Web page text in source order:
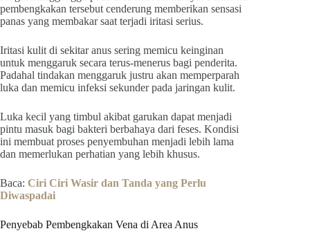
pembengkakan tersebut cenderung memberikan sensasi
panas yang membakar saat terjadi iritasi serius.
Iritasi kulit di sekitar anus sering memicu keinginan
untuk menggaruk secara terus-menerus bagi penderita.
Padahal tindakan menggaruk justru akan memperparah
luka dan memicu infeksi sekunder pada jaringan kulit.
Luka kecil yang timbul akibat garukan dapat menjadi
pintu masuk bagi bakteri berbahaya dari feses. Kondisi
ini membuat proses penyembuhan menjadi lebih lama
dan memerlukan perhatian yang lebih khusus.
Baca: Ciri Ciri Wasir dan Tanda yang Perlu
Diwaspadai
Penyebab Pembengkakan Vena di Area Anus